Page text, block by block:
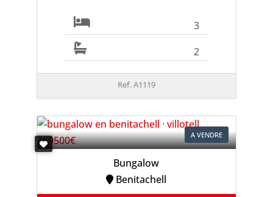
3
2
Ref. A1119
A VENDRE
Bungalow
Benitachell